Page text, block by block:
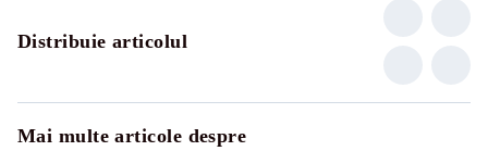
Distribuie articolul
Mai multe articole despre